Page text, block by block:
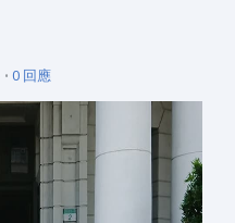
0 回應